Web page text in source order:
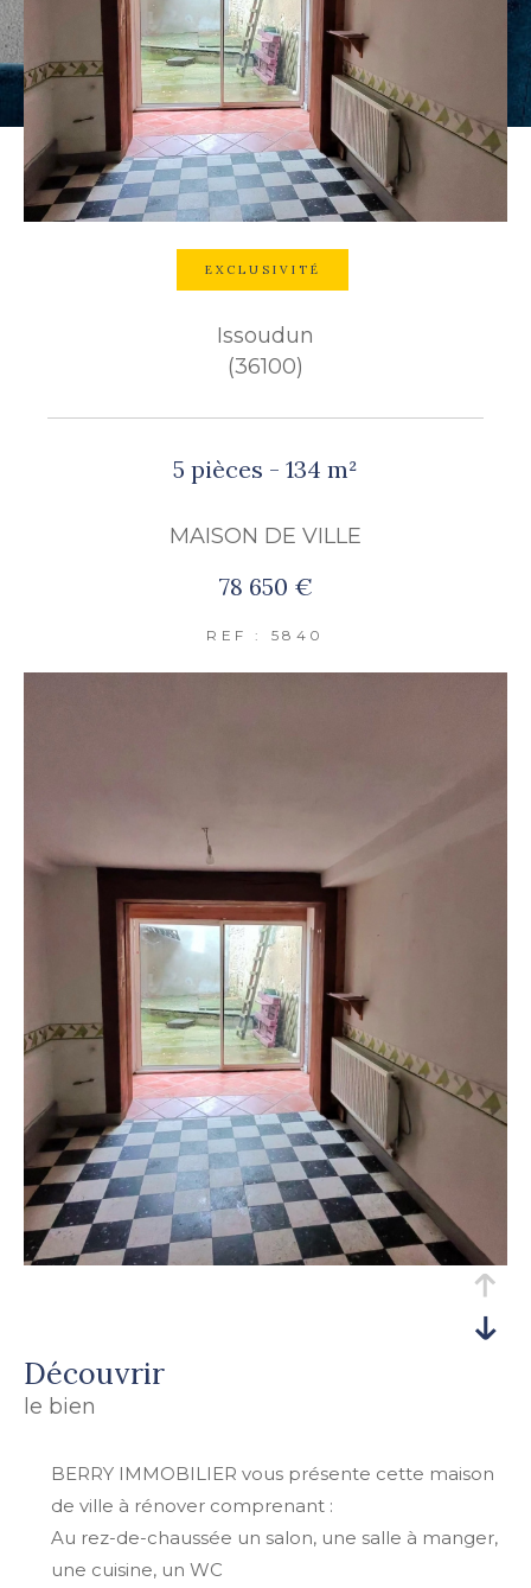
EXCLUSIVITÉ
Issoudun
(36100)
5 pièces - 134 m²
MAISON DE VILLE
78 650 €
REF : 5840
découvrir
le bien
BERRY IMMOBILIER vous présente cette maison
de ville à rénover comprenant :
Au rez-de-chaussée un salon, une salle à manger,
une cuisine, un WC
Budget
Budget
Surface
Surface
Pièces
RECHERCHER